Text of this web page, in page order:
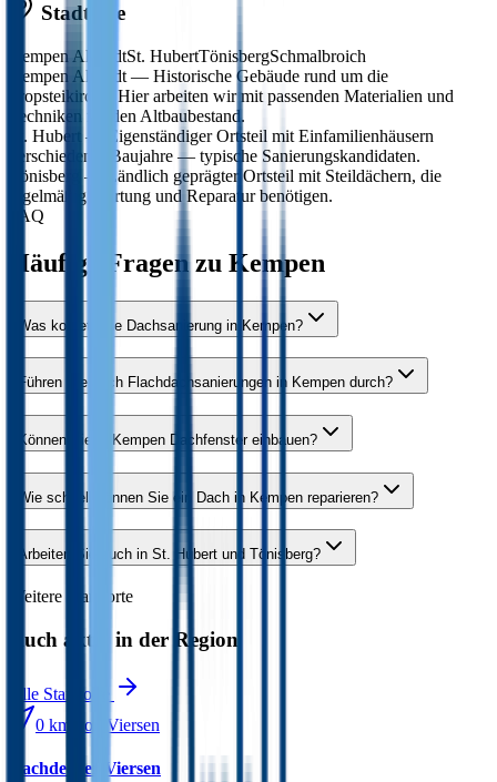
Stadtteile
Kempen AltstadtSt. HubertTönisbergSchmalbroich
Kempen Altstadt — Historische Gebäude rund um die
Propsteikirche. Hier arbeiten wir mit passenden Materialien und
Techniken für den Altbaubestand.
St. Hubert
—
Eigenständiger Ortsteil mit Einfamilienhäusern
verschiedener Baujahre — typische Sanierungskandidaten.
Tönisberg
—
Ländlich geprägter Ortsteil mit Steildächern, die
regelmäßig Wartung und Reparatur benötigen.
FAQ
Häufige Fragen zu Kempen
Was kostet eine Dachsanierung in Kempen?
Führen Sie auch Flachdachsanierungen in Kempen durch?
Können Sie in Kempen Dachfenster einbauen?
Wie schnell können Sie ein Dach in Kempen reparieren?
Arbeiten Sie auch in St. Hubert und Tönisberg?
Weitere Standorte
Auch aktiv in der Region
Alle Standorte
0 km
von Viersen
Dachdecker Viersen